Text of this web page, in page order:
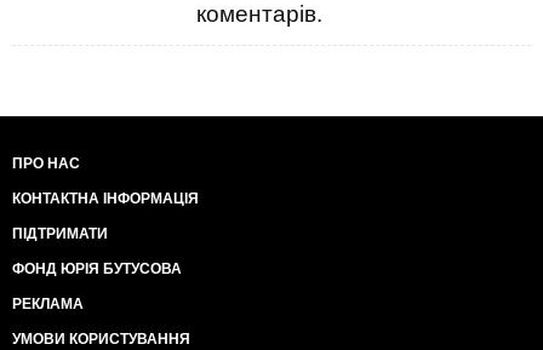
коментарів.
ПРО НАС
КОНТАКТНА ІНФОРМАЦІЯ
ПІДТРИМАТИ
ФОНД ЮРІЯ БУТУСОВА
РЕКЛАМА
УМОВИ КОРИСТУВАННЯ